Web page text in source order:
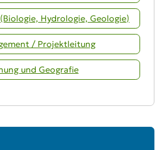
Hydrologie, Geologie)
/ Projektleitung
und Geografie